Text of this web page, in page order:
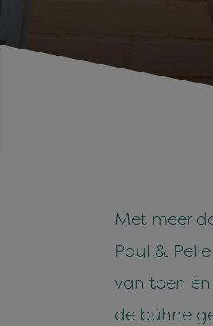
Met meer
Paul &
van toen én
de bühne